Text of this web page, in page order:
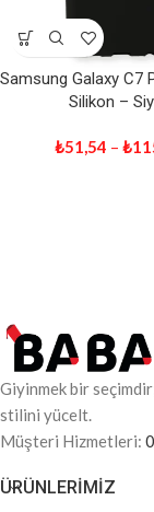
Samsung Galaxy C7
Silikon –
₺51,54 – ₺
Giyinmek bir
stilini yücelt.
Müşteri Hizmetleri:
ÜRÜNLERIMIZ